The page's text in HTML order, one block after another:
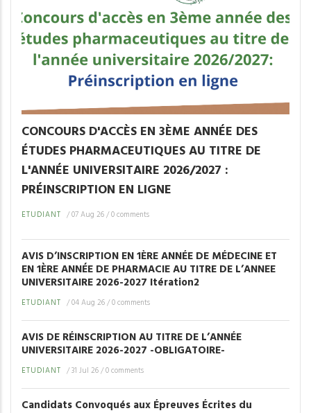
CONCOURS D'ACCÈS EN 3ÈME ANNÉE DES
ÉTUDES PHARMACEUTIQUES AU TITRE DE
L'ANNÉE UNIVERSITAIRE 2026/2027 :
PRÉINSCRIPTION EN LIGNE
ETUDIANT /07 Aug 26/0 comments
AVIS D’INSCRIPTION EN 1ÈRE ANNÉE DE MÉDECINE ET
EN 1ÈRE ANNÉE DE PHARMACIE AU TITRE DE L’ANNEE
UNIVERSITAIRE 2026-2027 Itération2
ETUDIANT /04 Aug 26/0 comments
AVIS DE RÉINSCRIPTION AU TITRE DE L’ANNÉE
UNIVERSITAIRE 2026-2027 -OBLIGATOIRE-
ETUDIANT /31 Jul 26/0 comments
Candidats Convoqués aux Épreuves Écrites du